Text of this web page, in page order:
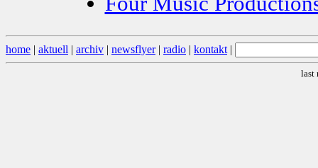
home | aktuell | archiv | newsflyer| radio | kontakt |
last